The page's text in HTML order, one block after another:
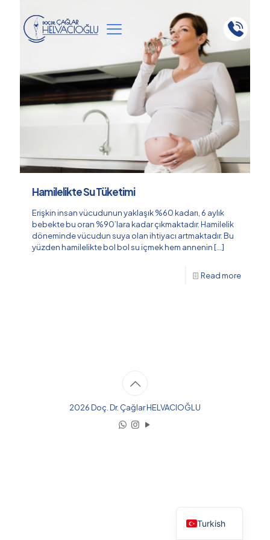
Hamilelikte Su Tüketimi
Erişkin insan vücudunun yaklaşık %60 kadarı, 6 aylık
bebekte bu oran %90’lara kadar çıkmaktadır. Hamilelik
döneminde vücudun suya olan ihtiyacı artmaktadır. Bu
yüzden hamilelikte bol bol su içmek hem annenin[…]
Read more
2026 Doç. Dr. Çağlar HELVACIOĞLU
Turkish